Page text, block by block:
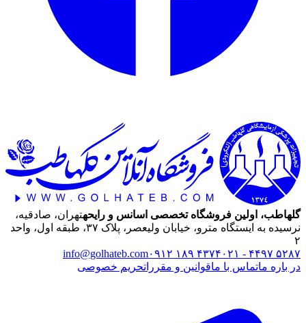
گلهاطب، اولین فروشگاه تخصصی اسانس و رایحهتهران، صادقیه،
نرسیده به ایستگاه مترو، خیابان ولیعصر، پلاک ۳۷، طبقه اول، واحد
۲
۰۲۱ - ۴۴۹۷ ۵۲۸۷ ۰۹۱۲ ۱۸۹ ۴۳۷۴info@golhateb.com
در باره ماتماس با ماقوانین و مقرراتحریم خصوصی